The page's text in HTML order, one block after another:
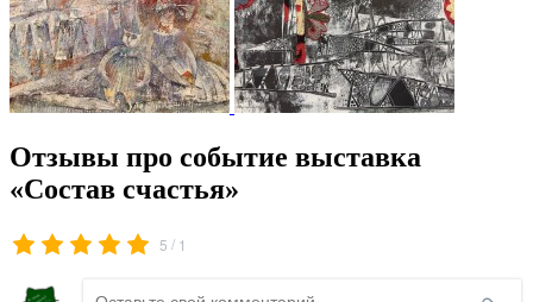
Отзывы про событие выставка
«Состав счастья»
5 / 1